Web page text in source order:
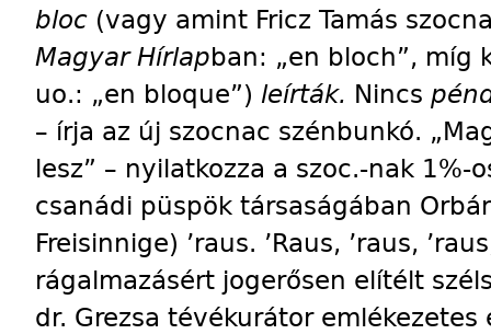
bloc (vagy amint Fricz Tamás
Magyar Hírlapban: „en bloch”, míg
uo.: „en bloque”) leírták. Nincs
– írja az új szocnac szénbunkó.
lesz” – nyilatkozza a szoc.-nak 1%-
csanádi püspök társaságában
Freisinnige) ’raus. ’Raus, ’raus,
rágalmazásért jogerősen elítélt
dr. Grezsa tévékurátor